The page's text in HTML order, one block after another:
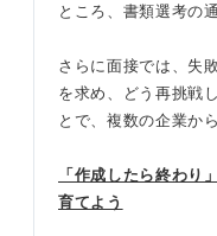
ところ、書類選考の
さらに面接では、失
を求め、どう再挑戦
とで、複数の企業か
「作成したら終わり
育てよう